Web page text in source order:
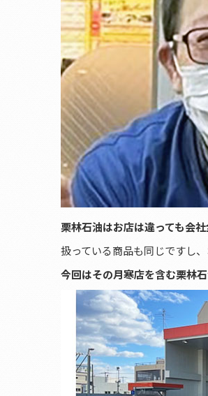
栗林石油はお店は違っても会
扱っている商品も同じですし
今回はその月寒店を含む栗林